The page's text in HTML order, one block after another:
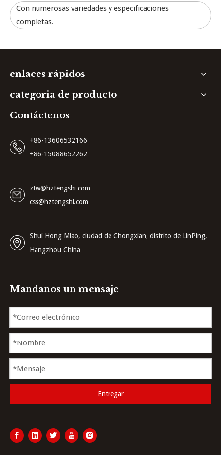
Con numerosas variedades y especificaciones
completas.
enlaces rápidos
categoria de producto
Contáctenos
+86-13606532166
+86-15088652262
ztw@hztengshi.com
css@hztengshi.com
Shui Hong Miao, ciudad de Chongxian, distrito de LinPing,
Hangzhou China
Mandanos un mensaje
Entregar